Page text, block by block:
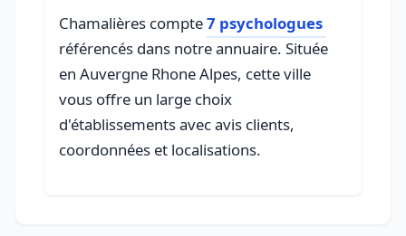
Chamalières compte7 psychologues
référencés dans notre annuaire. Située
en Auvergne Rhone Alpes, cette ville
vous offre un large choix
d'établissements avec avis clients,
coordonnées et localisations.